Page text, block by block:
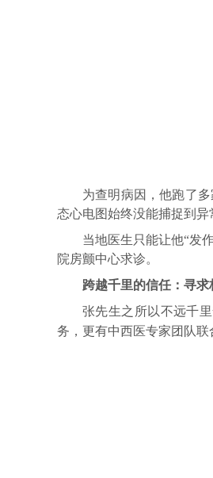
为查明病因，他跑了
态心电图始终没能捕捉到异
当地医生只能让他“发
院房颤中心求诊。
跨越千里的信任：寻求
张先生之所以不远千
务，更有中西医专家团队联